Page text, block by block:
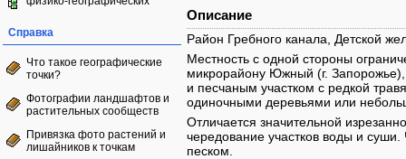
Справка
Что такое географические
точки?
Фотографии ландшафтов и
растительных сообществ
Привязка фото растений и
лишайников к точкам
Описание
Район Гребного канала, Детской
Местность с одной стороны
микрорайону Южный (г.
и песчаным участком с редкой
одиночными деревьями или
Отличается значительной
чередование участков воды и
песком.